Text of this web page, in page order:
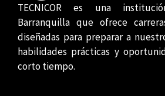
TECNICOR es una
Barranquilla que ofrece
diseñadas para preparar a
habilidades prácticas y
corto tiempo.